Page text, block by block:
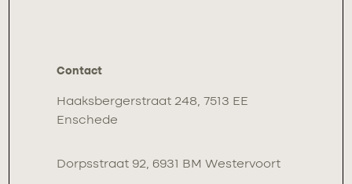
Contact
Haaksbergerstraat 248, 7513 EE
Enschede
Dorpsstraat 92, 6931 BM Westervoort